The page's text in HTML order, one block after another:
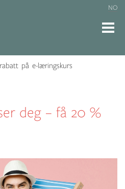
NO
på e-læringskurs
deg – få 20 %